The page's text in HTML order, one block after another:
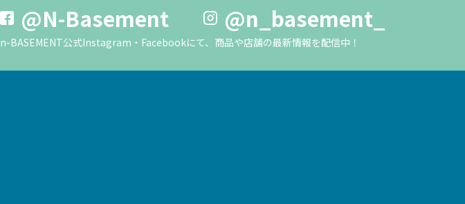
@N-Basement @n_basement_
n-BASEMENT公式Instagram・Facebookにて、商品や店舗の最新情報を配信中！